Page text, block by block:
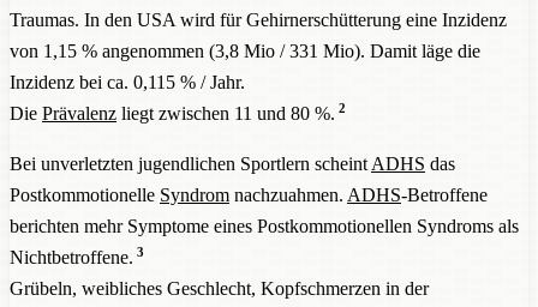
Traumas. In den USA wird für Gehirnerschütterung eine Inzidenz
von 1,15 % angenommen (3,8 Mio / 331 Mio). Damit läge die
Inzidenz bei ca. 0,115 % / Jahr.
Die Prävalenz liegt zwischen 11 und 80 %. 2
Bei unverletzten jugendlichen Sportlern scheint ADHS das
Postkommotionelle Syndrom nachzuahmen. ADHS-Betroffene
berichten mehr Symptome eines Postkommotionellen Syndroms als
Nichtbetroffene. 3
Grübeln, weibliches Geschlecht, Kopfschmerzen in der